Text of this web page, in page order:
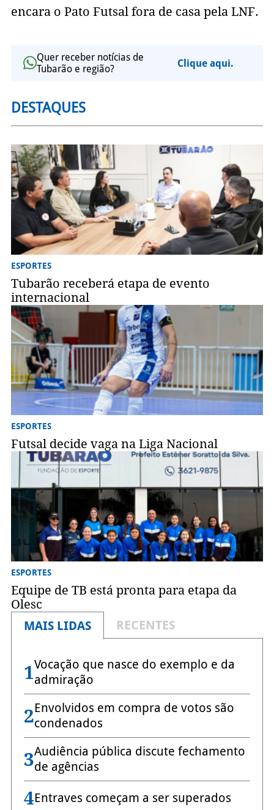
encara o Pato Futsal fora de casa pela LNF.
Quer receber notícias de
Tubarão e região?
Clique aqui.
DESTAQUES
ESPORTES
Tubarão receberá etapa de evento
internacional
ESPORTES
Futsal decide vaga na Liga Nacional
ESPORTES
Equipe de TB está pronta para etapa da
Olesc
MAIS LIDAS
RECENTES
1Vocação que nasce do exemplo e da
admiração
2Envolvidos em compra de votos são
condenados
3Audiência pública discute fechamento
de agências
4Entraves começam a ser superados